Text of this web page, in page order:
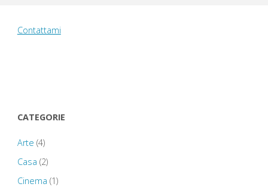
Contattami
CATEGORIE
Arte (4)
Casa (2)
Cinema (1)